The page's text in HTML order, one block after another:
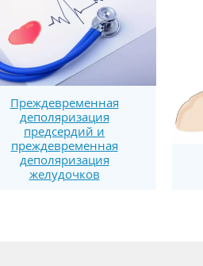
Преждевременная
деполяризация
предсердий и
преждевременная
деполяризация
желудочков